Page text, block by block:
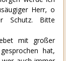
Herr, o
Schutz. Bitte
mit großer
hat,